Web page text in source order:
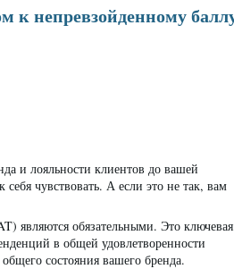
к непревзойденному
и лояльности клиентов до вашей
чувствовать. А если это не так, вам
являются обязательными. Это ключевая
в общей удовлетворенности
состояния вашего бренда.